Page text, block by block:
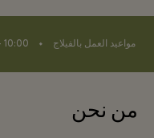
مواعيد العمل بالفيلاج ⬩
10:00 – 20:00
من نحن